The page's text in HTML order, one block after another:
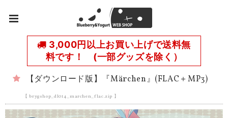
3,000円以上お買い上げで送料無
料です！ (一部グッズを除く）
【ダウンロード版】『Märchen』(FLAC＋MP3)
【 brygshop_dl014_marchen_flac.zip 】